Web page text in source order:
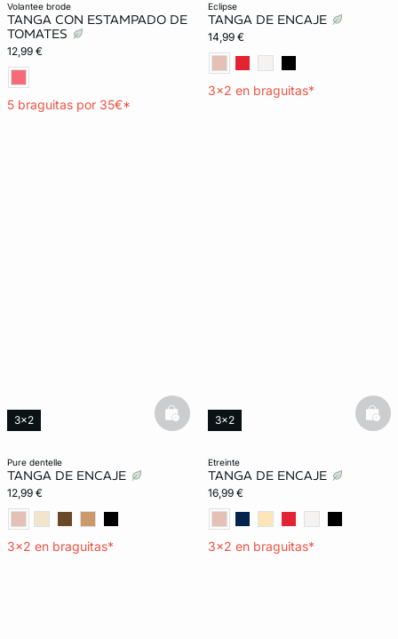
volantee brode
TANGA CON ESTAMPADO DE
TOMATES
12,99 €
5 braguitas por 35€*
eclipse
TANGA DE ENCAJE
14,99 €
3x2 en braguitas*
pure dentelle
TANGA DE ENCAJE
12,99 €
3x2 en braguitas*
3x2
basketfull
etreinte
TANGA DE ENCAJE
16,99 €
3x2 en braguitas*
3x2